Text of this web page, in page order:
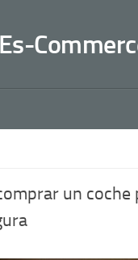
Es-
un